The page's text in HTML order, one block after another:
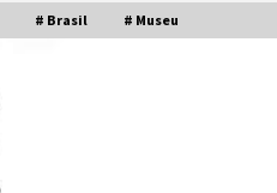
# Brasil # Museu